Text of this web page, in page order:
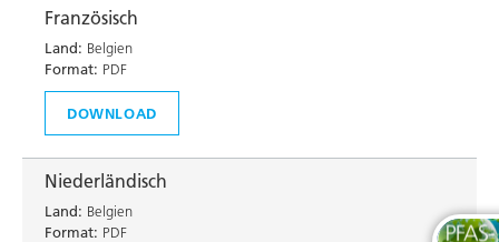
Französisch
Land: Belgien
Format: PDF
DOWNLOAD
Niederländisch
Land: Belgien
Format: PDF